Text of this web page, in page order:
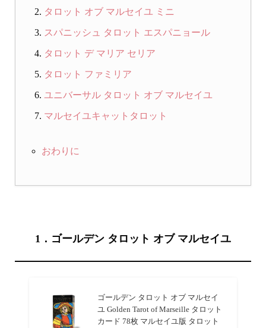
タロット オブ マルセイユ ミニ
スパニッシュ タロット エスパニョール
タロット デ マリア セリア
タロット ファミリア
ユニバーサル タロット オブ マルセイユ
マルセイユキャットタロット
おわりに
1．ゴールデン タロット オブ マルセイユ
ゴールデン タロット オブ マルセイ
ユ Golden Tarot of Marseille タロット
カード 78枚 マルセイユ版 タロット